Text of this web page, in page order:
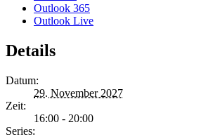
Outlook 365
Outlook Live
Details
Datum:
29. November 2027
Zeit:
16:00 - 20:00
Series: